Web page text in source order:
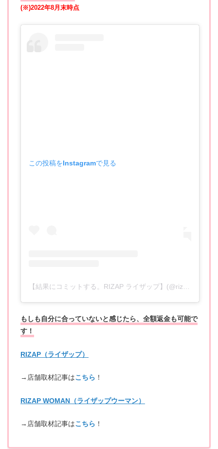
(※)2022年8月末時点
この投稿をInstagramで見る
もしも自分に合っていないと感じたら、全額返金も可能で
す！
RIZAP（ライザップ）
→店舗取材記事はこちら ！
RIZAP WOMAN（ライザップウーマン）
→店舗取材記事はこちら ！